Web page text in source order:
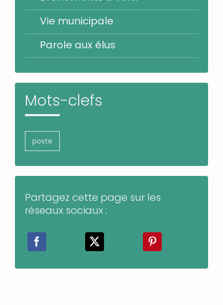
Vie municipale
Parole aux élus
Mots-clefs
poste
Partagez cette page sur les
réseaux sociaux :